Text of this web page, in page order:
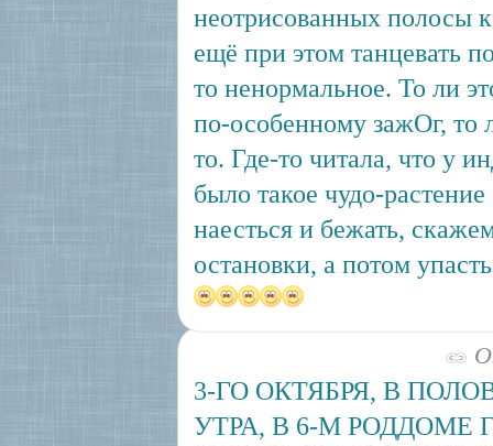
неотрисованных полосы
ещё при этом танцевать
то ненормальное. То ли
по-особенному зажОг, то
то. Где-то читала, что у
было такое чудо-
наесться и бежать,
остановки, а потом
3-ГО ОКТЯБРЯ, В
УТРА, В 6-М РОДДОМЕ